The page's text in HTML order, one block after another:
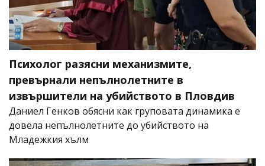
Психолог разясни механизмите,
превърнали непълнолетните в
извършители на убийството в Пловдив
Даниел Генков обясни как груповата динамика е
довела непълнолетните до убийството на
Младежкия хълм